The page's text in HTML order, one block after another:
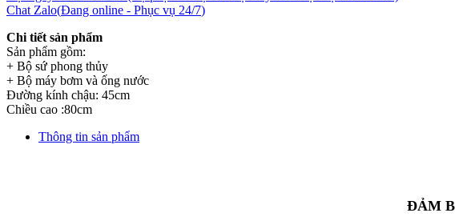
Chat Zalo(Đang online - Phục vụ 24/7)
Chi tiết sản phẩm
Sản phẩm gồm:
+ Bộ sứ phong thủy
+ Bộ máy bơm và ống nước
Đường kính chậu: 45cm
Chiều cao :80cm
Thông tin sản phẩm
ĐẢM